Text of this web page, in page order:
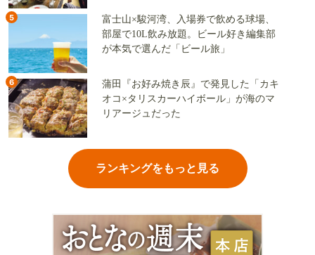
5
富士山×駿河湾、入場券で飲める球場、
部屋で10L飲み放題。ビール好き編集部
が本気で選んだ「ビール旅」
6
蒲田『お好み焼き辰』で発見した「カキ
オコ×タリスカーハイボール」が海のマ
リアージュだった
ランキングをもっと見る